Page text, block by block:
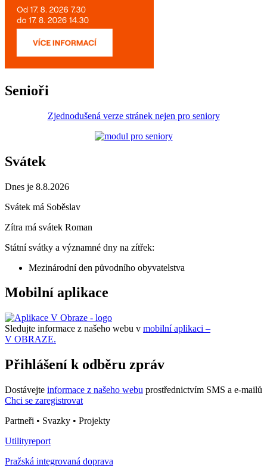
Senioři
Zjednodušená verze stránek nejen pro seniory
Svátek
Dnes je 8.8.2026
Svátek má Soběslav
Zítra má svátek Roman
Státní svátky a významné dny na zítřek:
Mezinárodní den původního obyvatelstva
Mobilní aplikace
Sledujte informace z našeho webu v mobilní aplikaci –
V OBRAZE.
Přihlášení k odběru zpráv
Dostávejte informace z našeho webu prostřednictvím SMS a e-mailů
Chci se zaregistrovat
Partneři • Svazky • Projekty
Utilityreport
Pražská integrovaná doprava